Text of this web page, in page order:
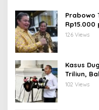
Prabowo
30-200 GT
126 Views
Kasus
Triliun,
Data
102 Views